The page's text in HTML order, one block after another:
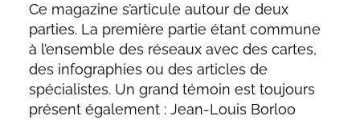
Ce magazine s’articule autour de deux
parties. La première partie étant commune
à l’ensemble des réseaux avec des cartes,
des infographies ou des articles de
spécialistes. Un grand témoin est toujours
présent également : Jean-Louis Borloo